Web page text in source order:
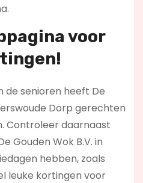
voor
de senioren heeft De
Dorp gerechten
Controleer daarnaast
Gouden Wok B.V. in
hebben, zoals
leuke kortingen voor